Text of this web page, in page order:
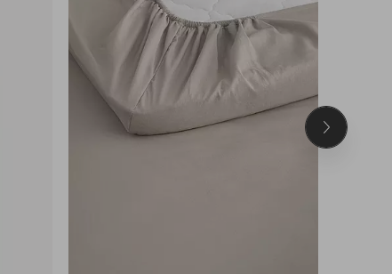
Seuraava